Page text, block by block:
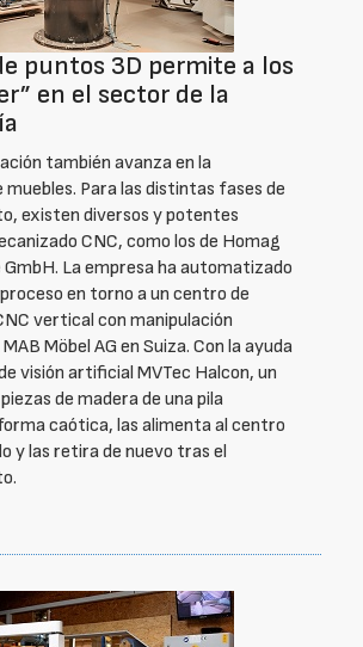
puntos 3D permite a los
en el sector de la
también avanza en la
muebles. Para las distintas fases de
existen diversos y potentes
CNC, como los de Homag
La empresa ha automatizado
en torno a un centro de
vertical con manipulación
Möbel AG en Suiza. Con la ayuda
visión artificial MVTec Halcon, un
de madera de una pila
caótica, las alimenta al centro
y las retira de nuevo tras el